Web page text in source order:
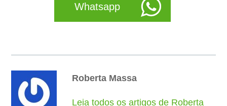
Whatsapp
Roberta Massa
Leia todos os artigos de Roberta